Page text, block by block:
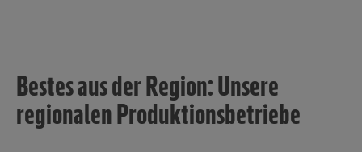
Bestes aus der Region: Unsere
regionalen Produktionsbetriebe